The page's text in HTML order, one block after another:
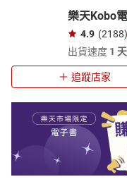
樂天Kobo
4.9 (2188)
出貨速度 1 天
追蹤店家